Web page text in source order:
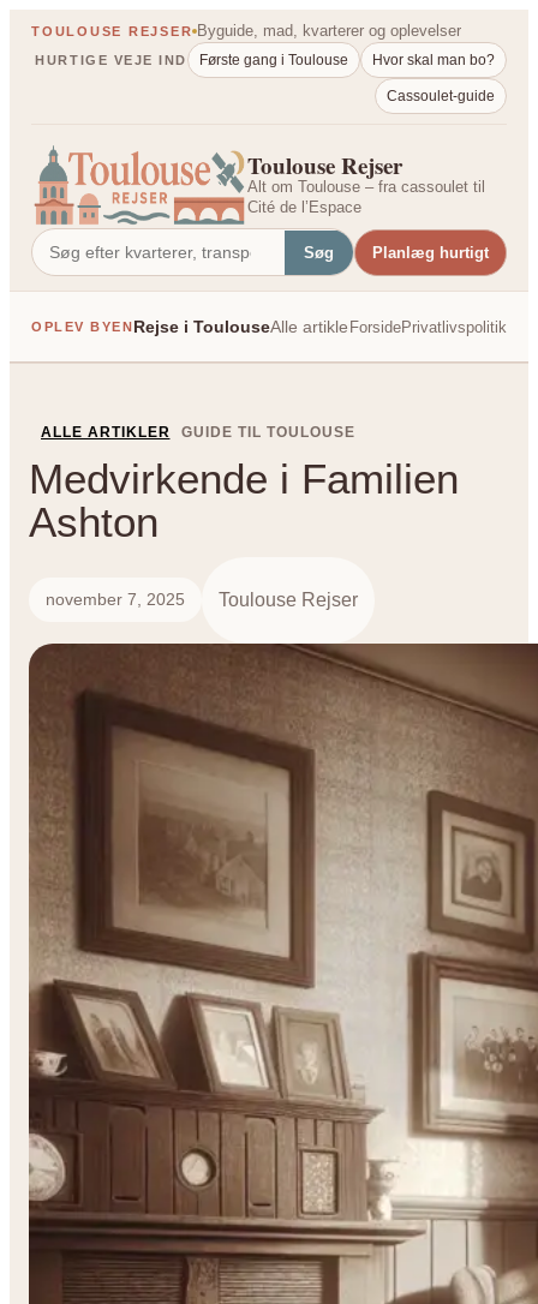
Spring
TOULOUSE REJSER Byguide, mad, kvarterer og oplevelser
HURTIGE VEJE IND Første gang i Toulouse Hvor skal man bo?
Cassoulet-guide
Toulouse Rejser
Alt om Toulouse – fra cassoulet til
Cité de l’Espace
Søg Planlæg hurtigt
OPLEV BYENRejse i ToulouseAlle artiklerPÅ TVÆRS AF
ForsidePrivatlivspolitik
ALLE ARTIKLER GUIDE TIL TOULOUSE
Medvirkende i Familien
Ashton
november 7, 2025 Toulouse Rejser